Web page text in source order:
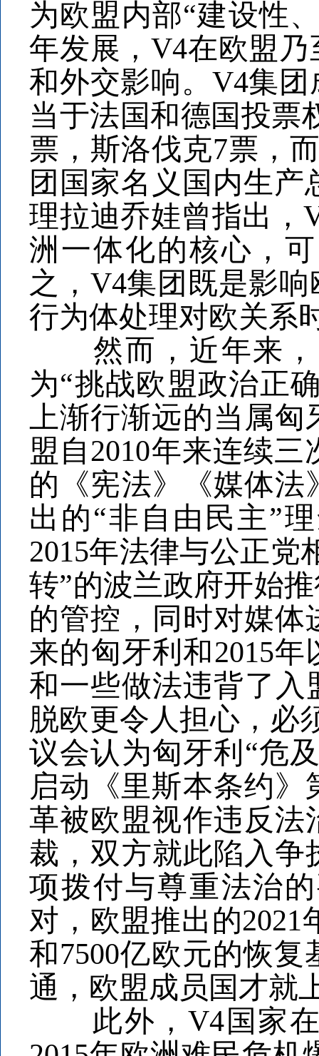
为欧盟内部“建设性
年发展，V4在欧盟
和外交影响。V4集
当于法国和德国投票
票，斯洛伐克7票，
团国家名义国内生产
理拉迪乔娃曾指出，
洲一体化的核心，
之，V4集团既是影
行为体处理对欧关系
然而，近年来，
为“挑战欧盟政治正
上渐行渐远的当属
盟自2010年来连续
的《宪法》《媒体法
出的“非自由民主”
2015年法律与公正党
转”的波兰政府开始
的管控，同时对媒体
来的匈牙利和2015
和一些做法违背了入
脱欧更令人担心，必
议会认为匈牙利“危
启动《里斯本条约
革被欧盟视作违反法
裁，双方就此陷入争
项拨付与尊重法治
对，欧盟推出的2021
和7500亿欧元的恢
通，欧盟成员国才就
此外，V4国家在